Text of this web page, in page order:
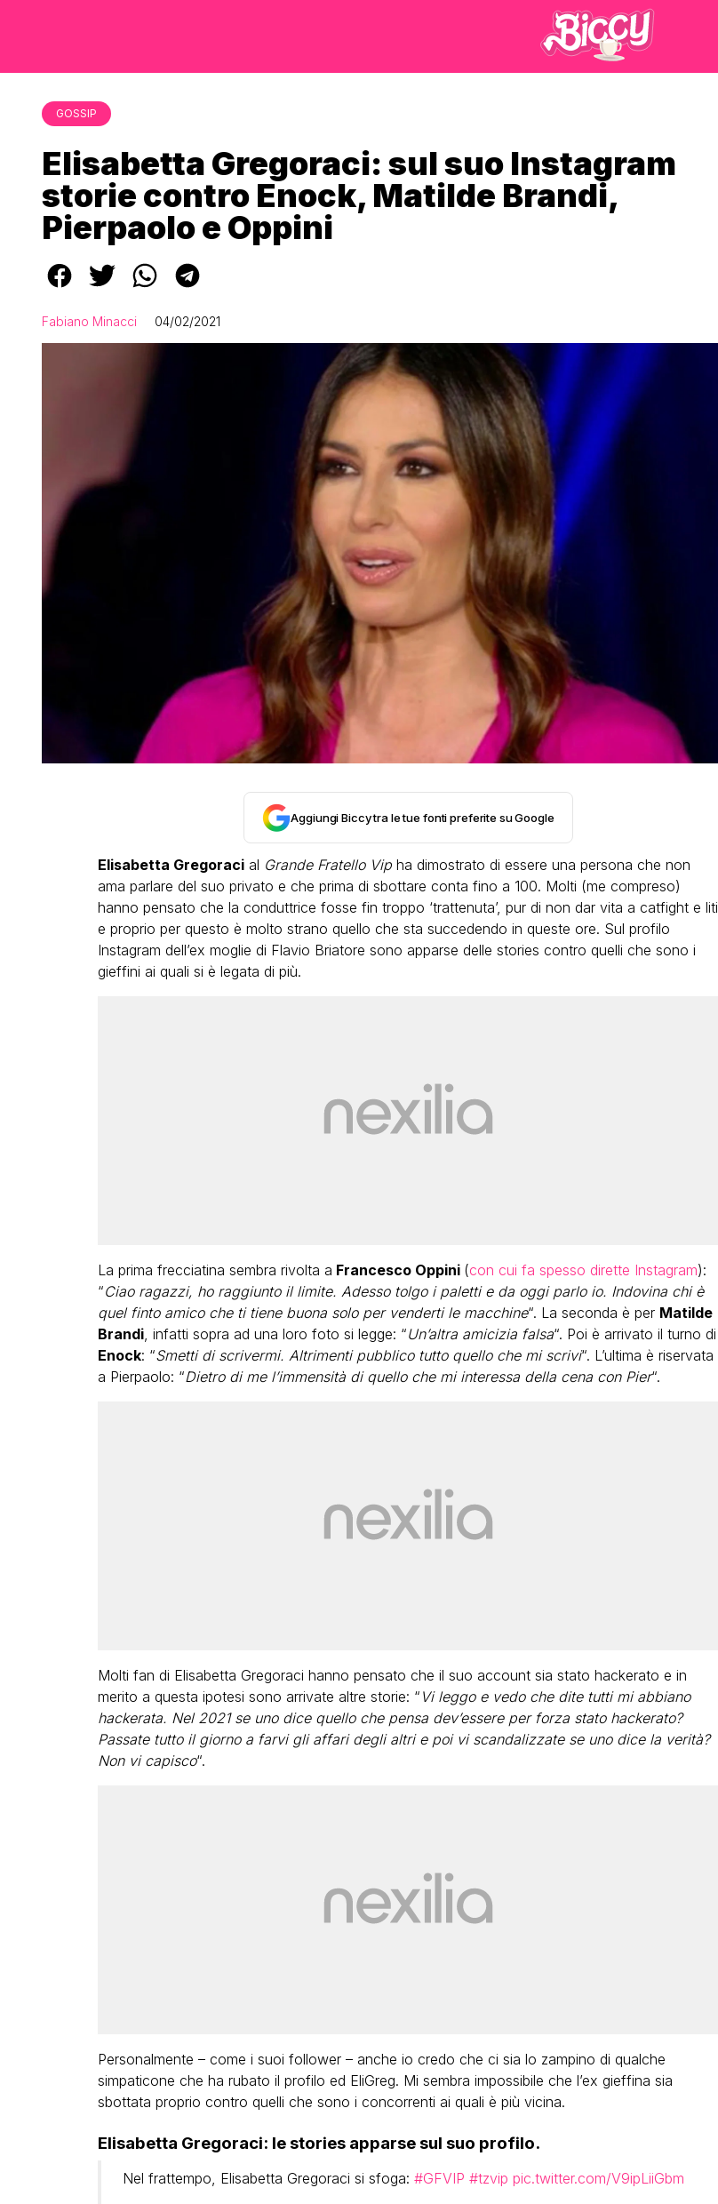
GOSSIP
Elisabetta Gregoraci: sul suo Instagram
storie contro Enock, Matilde Brandi,
Pierpaolo e Oppini
Fabiano Minacci 04/02/2021
Aggiungi Biccy tra le tue fonti preferite su Google
Elisabetta Gregoracial Grande Fratello Vipha dimostrato di essere una persona che non
ama parlare del suo privato e che prima di sbottare conta fino a 100. Molti (me compreso)
hanno pensato che la conduttrice fosse fin troppo ‘trattenuta’, pur di non dar vita a catfight e liti
e proprio per questo è molto strano quello che sta succedendo in queste ore. Sul profilo
Instagram dell’ex moglie di Flavio Briatore sono apparse delle stories contro quelli che sono i
gieffini ai quali si è legata di più.
La prima frecciatina sembra rivolta a Francesco Oppini (con cui fa spesso dirette Instagram):
“Ciao ragazzi, ho raggiunto il limite. Adesso tolgo i paletti e da oggi parlo io. Indovina chi è
quel finto amico che ti tiene buona solo per venderti le macchine“. La seconda è per Matilde
Brandi, infatti sopra ad una loro foto si legge: “Un’altra amicizia falsa“. Poi è arrivato il turno di
Enock: “Smetti di scrivermi. Altrimenti pubblico tutto quello che mi scrivi“. L’ultima è riservata
a Pierpaolo: “Dietro di me l’immensità di quello che mi interessa della cena con Pier“.
Molti fan di Elisabetta Gregoraci hanno pensato che il suo account sia stato hackerato e in
merito a questa ipotesi sono arrivate altre storie: “ Vi leggo e vedo che dite tutti mi abbiano
hackerata. Nel 2021 se uno dice quello che pensa dev’essere per forza stato hackerato?
Passate tutto il giorno a farvi gli affari degli altri e poi vi scandalizzate se uno dice la verità?
Non vi capisco“.
Personalmente – come i suoi follower – anche io credo che ci sia lo zampino di qualche
simpaticone che ha rubato il profilo ed EliGreg. Mi sembra impossibile che l’ex gieffina sia
sbottata proprio contro quelli che sono i concorrenti ai quali è più vicina.
Elisabetta Gregoraci: le stories apparse sul suo profilo.
Nel frattempo, Elisabetta Gregoraci si sfoga: #GFVIP #tzvip pic.twitter.com/V9ipLiiGbm
LGBT
Bambola Star, la festa di